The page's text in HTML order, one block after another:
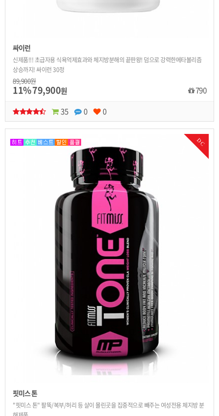
싸이런
신제품!!! 초급자용 식욕억제효과와 체지방분해의 끝판왕! 덤으로 강력한메타볼리즘
상승까지! 싸이런 30정
89,900원
11%79,900원
790
35
0 0
DC
핏미스 톤
"핏미스 톤" 팔뚝/복부/허리 등 살이 몰린곳을 집중적으로 빼주는 여성전용 체지방 분